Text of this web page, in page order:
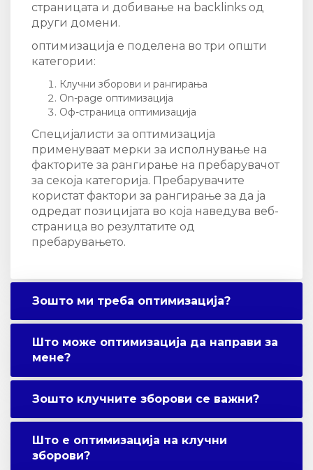
страницата и добивање на backlinks од
други домени.
оптимизација е поделена во три општи
категории:
Клучни зборови и рангирања
On-page оптимизација
Оф-страница оптимизација
Специјалисти за оптимизација
применуваат мерки за исполнување на
факторите за рангирање на пребарувачот
за секоја категорија. Пребарувачите
користат фактори за рангирање за да ја
одредат позицијата во која наведува веб-
страница во резултатите од
пребарувањето.
Зошто ми треба оптимизација?
Што може оптимизација да направи за
мене?
Зошто клучните зборови се важни?
Што е оптимизација на клучни
зборови?